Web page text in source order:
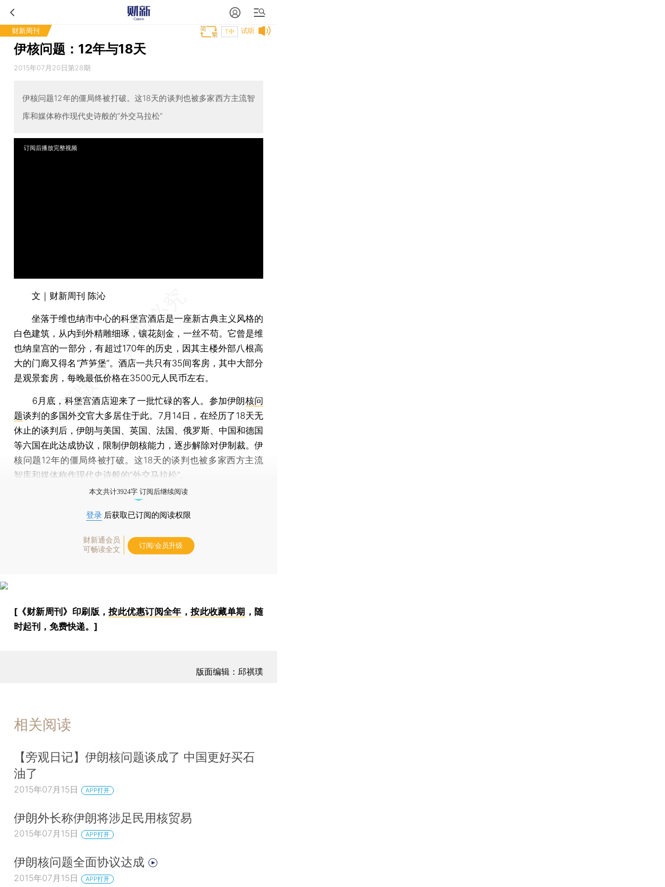
财新周刊 试听
T中
伊核问题：12年与18天
2015年07月20日第28期
伊核问题12年的僵局终被打破。这18天的谈判也被多家西方主流智
库和媒体称作现代史诗般的“外交马拉松”
订阅后播放完整视频
文｜财新周刊 陈沁
坐落于维也纳市中心的科堡宫酒店是一座新古典主义风格的
白色建筑，从内到外精雕细琢，镶花刻金，一丝不苟。它曾是维
也纳皇宫的一部分，有超过170年的历史，因其主楼外部八根高
大的门廊又得名“芦笋堡”。酒店一共只有35间客房，其中大部分
是观景套房，每晚最低价格在3500元人民币左右。
6月底，科堡宫酒店迎来了一批忙碌的客人。参加伊朗核问
题谈判的多国外交官大多居住于此。7月14日，在经历了18天无
休止的谈判后，伊朗与美国、英国、法国、俄罗斯、中国和德国
等六国在此达成协议，限制伊朗核能力，逐步解除对伊制裁。伊
核问题12年的僵局终被打破。这18天的谈判也被多家西方主流
智库和媒体称作现代史诗般的“外交马拉松”。
本文共计3924字 订阅后继续阅读
登录 后获取已订阅的阅读权限
财新通会员
可畅读全文
订阅/会员升级
[《财新周刊》印刷版，按此优惠订阅全年 ，按此收藏单期 ，随
时起刊，免费快递。]
版面编辑：邱祺璞
相关阅读
【旁观日记】伊朗核问题谈成了 中国更好买石
油了
2015年07月15日 APP打开
伊朗外长称伊朗将涉足民用核贸易
2015年07月15日 APP打开
伊朗核问题全面协议达成
2015年07月15日 APP打开